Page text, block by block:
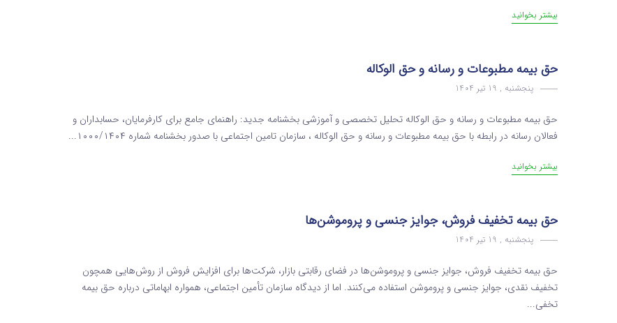
بیشتر بخوانید
حق بیمه مطبوعات و رسانه و حق الوکاله
پنجشنبه , 19 تیر 1404
حق بیمه مطبوعات و رسانه و حق الوکاله تحلیل تخصصی و آموزشی بخشنامه جدید: راهنمای جامع برای کارفرمایان، حسابداران و
فعالان رسانه در رابطه با حق بیمه مطبوعات و رسانه و حق الوکاله ، سازمان تامین اجتماعی با صدور بخشنامه شماره ۱۰۰۰/۱۴۰۴...
بیشتر بخوانید
حق بیمه تخفیف فروش، جوایز جنسی و پروموشن‌ها
پنجشنبه , 19 تیر 1404
حق بیمه تخفیف فروش، جوایز جنسی و پروموشن‌ها در فضای رقابتی بازار، شرکت‌ها برای افزایش فروش از روش‌هایی همچون
تخفیف نقدی، جوایز جنسی و پروموشن استفاده می‌کنند. اما از دیدگاه سازمان تأمین اجتماعی، همواره ابهاماتی درباره حق بیمه
تخفی...